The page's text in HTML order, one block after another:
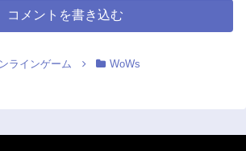
コメントを書き込む
ラインゲーム WoWs